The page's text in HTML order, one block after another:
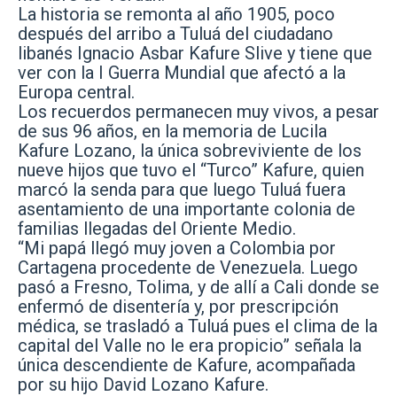
La historia se remonta al año 1905, poco
después del arribo a Tuluá del ciudadano
libanés Ignacio Asbar Kafure Slive y tiene que
ver con la I Guerra Mundial que afectó a la
Europa central.
Los recuerdos permanecen muy vivos, a pesar
de sus 96 años, en la memoria de Lucila
Kafure Lozano, la única sobreviviente de los
nueve hijos que tuvo el “Turco” Kafure, quien
marcó la senda para que luego Tuluá fuera
asentamiento de una importante colonia de
familias llegadas del Oriente Medio.
“Mi papá llegó muy joven a Colombia por
Cartagena procedente de Venezuela. Luego
pasó a Fresno, Tolima, y de allí a Cali donde se
enfermó de disentería y, por prescripción
médica, se trasladó a Tuluá pues el clima de la
capital del Valle no le era propicio” señala la
única descendiente de Kafure, acompañada
por su hijo David Lozano Kafure.